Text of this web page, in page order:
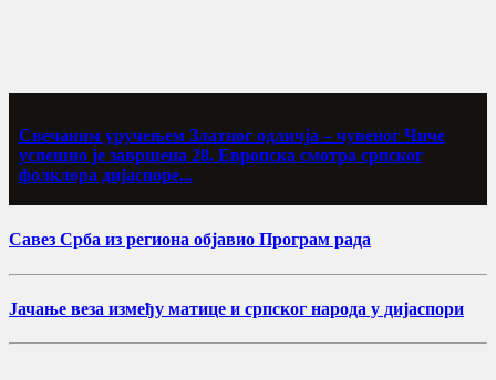
Свечаним уручењем Златног одличја – чувеног Чиче
успешно је завршена 28. Европска смотра српског
фолклора дијаспоре...
Савез Срба из региона објавио Програм рада
Јачање веза између матице и српског народа у дијаспори